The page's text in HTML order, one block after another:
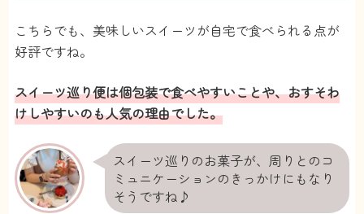
フォトジェニックケーキとスイーツ両方とも定
期便で購入するくらいライクスイーツボックス
さんにはお世話になってます！ケーキは自宅で
家族と食べて楽しんでますが、スイーツ巡り便
はお客さんが来たときに出しやすいのでとても
良いです。常温保存のものだと職場に持ってい
こちらでも、美味しいスイーツが自宅で食べられる点が
好評ですね。
スイーツ巡り便は個包装で食べやすいことや、おすそわ
けしやすいのも人気の理由でした。
スイーツ巡りのお菓子が、周りとのコ
ミュニケーションのきっかけにもなり
そうですね♪